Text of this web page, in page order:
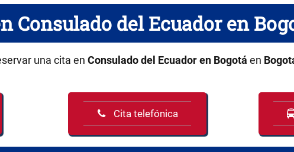
Consulado del Ecuador en
una cita en Consulado del Ecuador en Bogotá en
Cita telefónica